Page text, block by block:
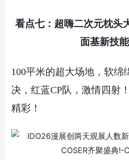
看点七：超嗨二次元枕头
面基新技能
100平米的超大场地，软绵
决，红蓝CP队，激情四射
精彩！